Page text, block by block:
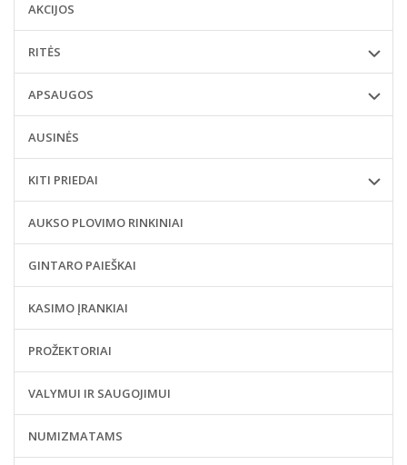
AKCIJOS
RITĖS
APSAUGOS
AUSINĖS
KITI PRIEDAI
AUKSO PLOVIMO RINKINIAI
GINTARO PAIEŠKAI
KASIMO ĮRANKIAI
PROŽEKTORIAI
VALYMUI IR SAUGOJIMUI
NUMIZMATAMS